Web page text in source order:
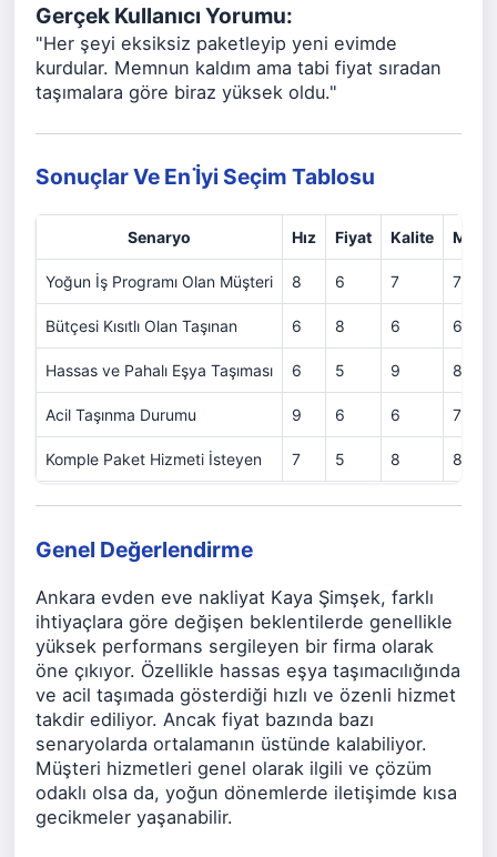
Gerçek Kullanıcı Yorumu:
"Her şeyi eksiksiz paketleyip yeni evimde
kurdular. Memnun kaldım ama tabi fiyat sıradan
taşımalara göre biraz yüksek oldu."
Sonuçlar Ve En İ̇yi Seçim Tablosu
Senaryo Hız Fiyat Kalite
Yoğun İş Programı Olan Müşteri 8 6 7 7
Bütçesi Kısıtlı Olan Taşınan 6 8 6 6
Hassas ve Pahalı Eşya Taşıması 6 5 9 8
Acil Taşınma Durumu 9 6 6 7
Komple Paket Hizmeti İsteyen 7 5 8 8
Genel Değerlendirme
Ankara evden eve nakliyat Kaya Şimşek, farklı
ihtiyaçlara göre değişen beklentilerde genellikle
yüksek performans sergileyen bir firma olarak
öne çıkıyor. Özellikle hassas eşya taşımacılığında
ve acil taşımada gösterdiği hızlı ve özenli hizmet
takdir ediliyor. Ancak fiyat bazında bazı
senaryolarda ortalamanın üstünde kalabiliyor.
Müşteri hizmetleri genel olarak ilgili ve çözüm
odaklı olsa da, yoğun dönemlerde iletişimde kısa
gecikmeler yaşanabilir.